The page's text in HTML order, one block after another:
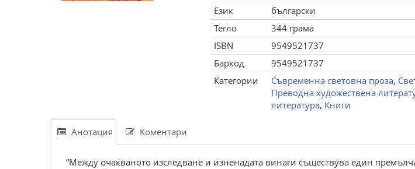
Език
български
Тегло
344 грама
ISBN
9549521737
Баркод
9549521737
Категории
Съвременна световна проза,
Преводна художествена
литература, Книги
Анотация Коментари
“Между очакваното изследване и изненадата винаги съществува един